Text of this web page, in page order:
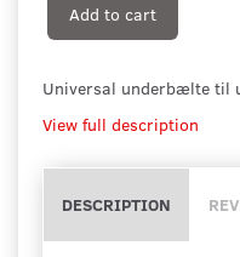
Add to cart
Universal underbælte til
View full description
DESCRIPTION